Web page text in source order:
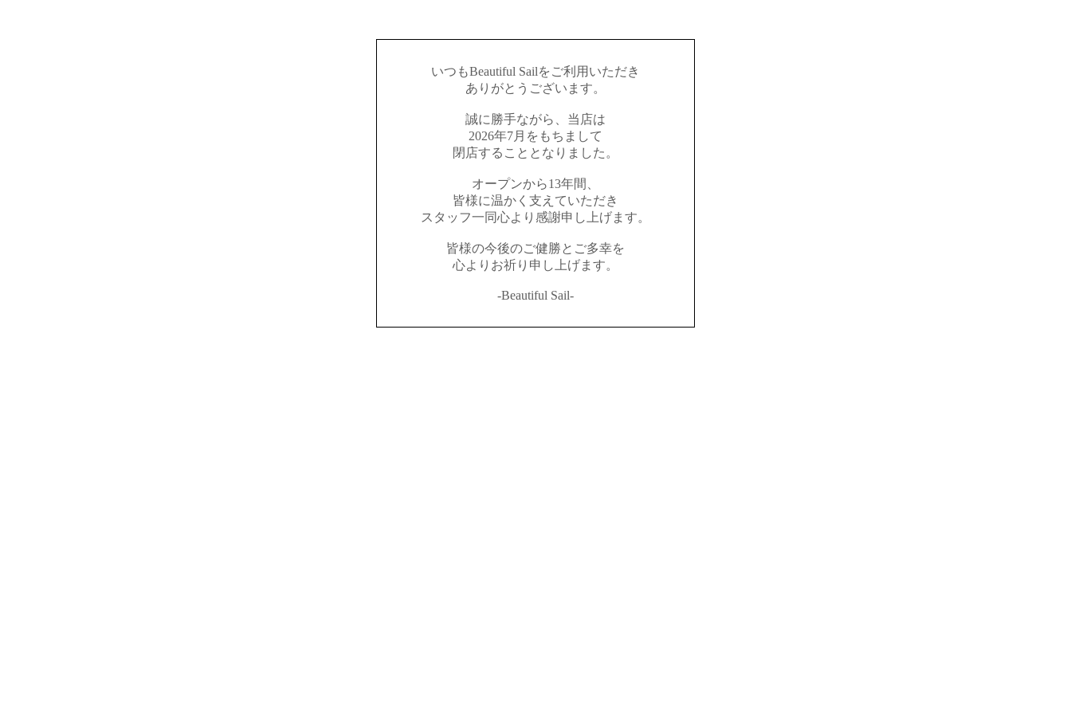
いつもBeautiful Sailをご利用いただき
ありがとうございます。
誠に勝手ながら、当店は
2026年7月をもちまして
閉店することとなりました。
オープンから13年間、
皆様に温かく支えていただき
スタッフ一同心より感謝申し上げます。
皆様の今後のご健勝とご多幸を
心よりお祈り申し上げます。
-Beautiful Sail-